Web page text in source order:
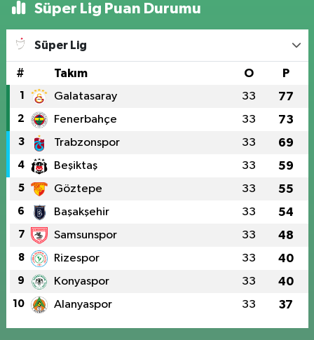
Süper Lig Puan Durumu
Süper Lig
# Takım O P
1 Galatasaray 33 77
2 Fenerbahçe 33 73
3 Trabzonspor 33 69
4 Beşiktaş 33 59
5 Göztepe 33 55
6 Başakşehir 33 54
7 Samsunspor 33 48
8 Rizespor 33 40
9 Konyaspor 33 40
10 Alanyaspor 33 37